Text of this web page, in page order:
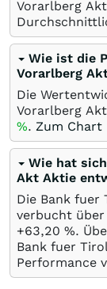
Vorarlberg
Wie ist die
Vorarlberg
Die
Vorarlberg
%. Zum Chart
Wie hat
Akt Aktie
Die Bank fuer
verbucht über
+63,20 %.
Bank fuer
Performance